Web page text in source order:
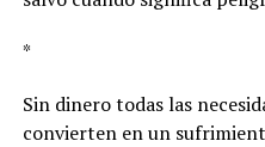
*
Sin dinero todas las
convierten en un